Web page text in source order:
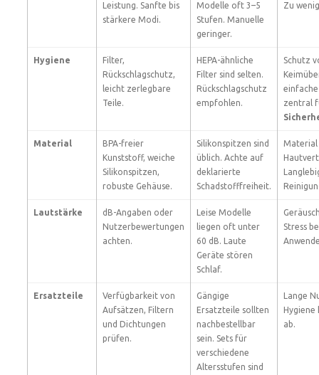
Leistung. Sanfte bis
stärkere Modi.
Modelle oft 3–5
Stufen. Manuelle
geringer.
Zu
Hygiene
Filter,
Rückschlagschutz,
leicht zerlegbare
Teile.
HEPA-ähnliche
Filter sind selten.
Rückschlagschutz
empfohlen.
Schutz
einfache
zentral
Material
BPA-freier
Kunststoff, weiche
Silikonspitzen,
robuste Gehäuse.
Silikonspitzen sind
üblich. Achte auf
deklarierte
Schadstofffreiheit.
Lautstärke
dB-Angaben oder
Nutzerbewertungen
achten.
Leise Modelle
liegen oft unter
60 dB. Laute
Geräte stören
Schlaf.
Stress
Ersatzteile
Verfügbarkeit von
Aufsätzen, Filtern
und Dichtungen
prüfen.
Gängige
Ersatzteile sollten
nachbestellbar
sein. Sets für
verschiedene
Altersstufen sind
Lange
Hygiene
ab.